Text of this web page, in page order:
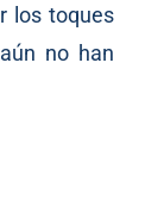
los toques
no han